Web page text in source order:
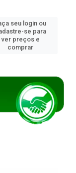
seu login ou
se para
ver preços e
comprar